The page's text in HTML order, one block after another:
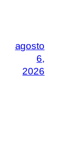
agosto
6,
2026